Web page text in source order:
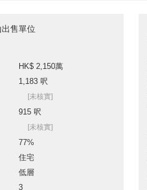
售單位
HK$ 2,150萬
1,183 呎
[未核實]
915 呎
[未核實]
77%
住宅
低層
3